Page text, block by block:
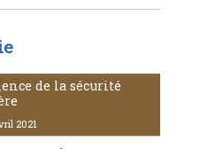
de la sécurité
2021